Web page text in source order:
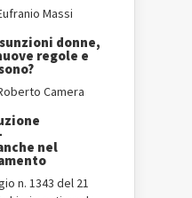
Massi
donne,
regole e
Camera
nel
n. 1343 del 21